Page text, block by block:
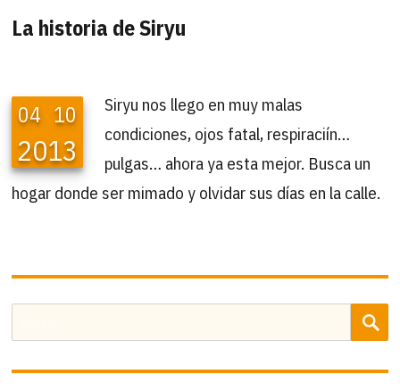
La historia de Siryu
04 10
2013
Siryu nos llego en muy malas
condiciones, ojos fatal, respiraciín…
pulgas… ahora ya esta mejor. Busca un
hogar donde ser mimado y olvidar sus días en la calle.
por: